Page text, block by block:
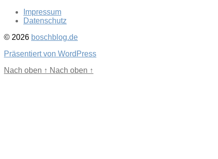
Impressum
Datenschutz
© 2026 boschblog.de
Präsentiert von WordPress
Nach oben ↑ Nach oben ↑